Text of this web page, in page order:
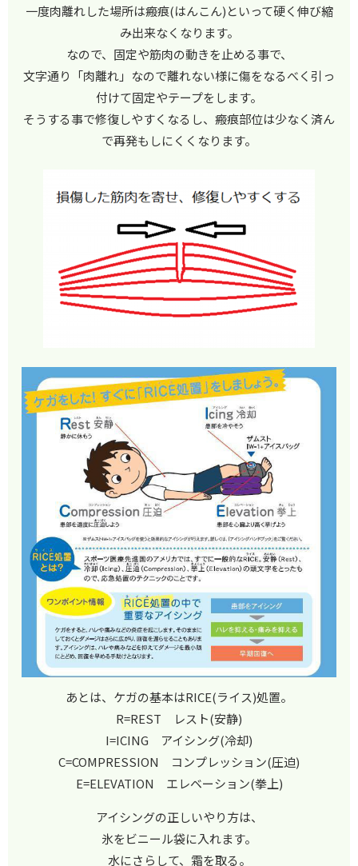
一度肉離れした場所は瘢痕(はんこん)といって硬く伸び縮
み出来なくなります。
なので、固定や筋肉の動きを止める事で、
文字通り「肉離れ」なので離れない様に傷をなるべく引っ
付けて固定やテープをします。
そうする事で修復しやすくなるし、瘢痕部位は少なく済ん
で再発もしにくくなります。
あとは、ケガの基本はRICE(ライス)処置。
R=REST レスト(安静)
I=ICING アイシング(冷却)
C=COMPRESSION コンプレッション(圧迫)
E=ELEVATION エレベーション(拳上)
アイシングの正しいやり方は、
氷をビニール袋に入れます。
水にさらして、霜を取る。